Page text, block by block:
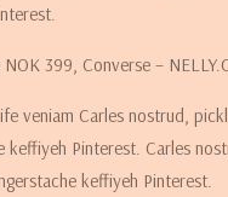
399, Converse –
veniam Carles nostrud,
keffiyeh Pinterest. Carles
keffiyeh Pinterest.